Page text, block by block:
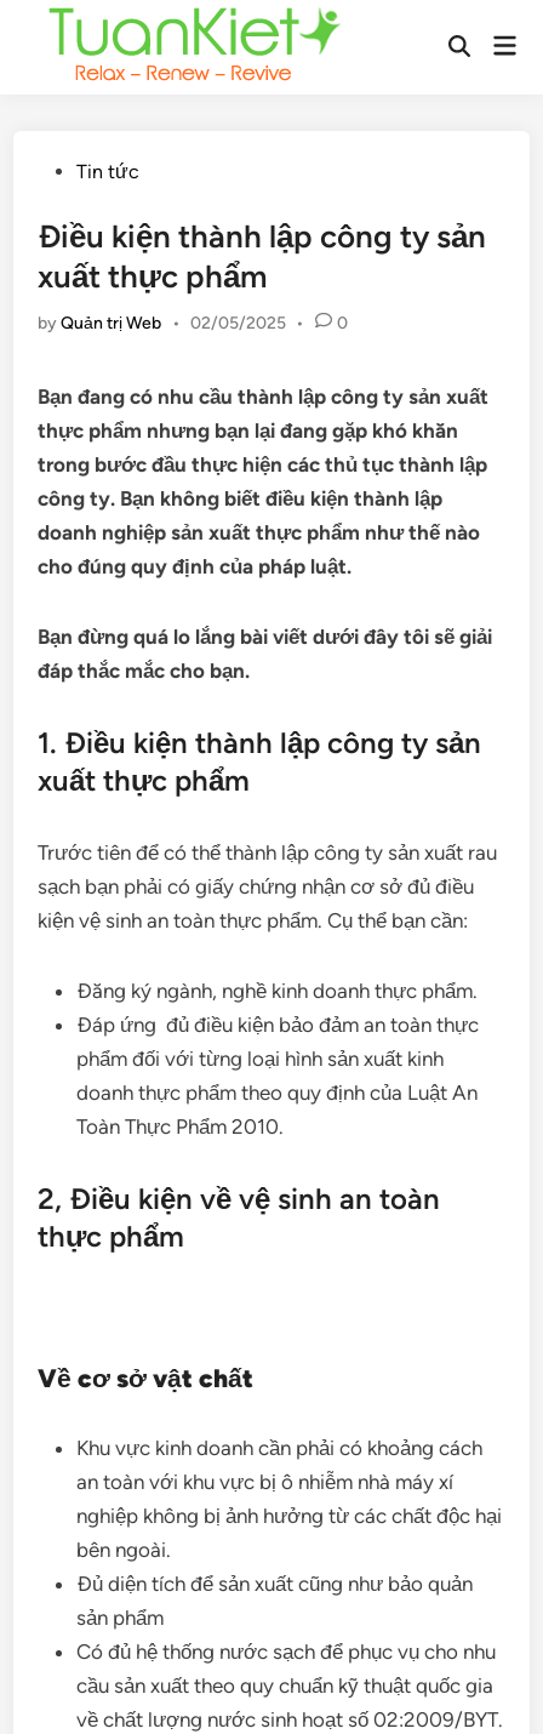
Open
PostedTin tức
Điều kiện thành lập công ty sản
xuất thực phẩm
byQuản trị Web • 02/05/2025 • 0
Bạn đang có nhu cầu thành lập công ty sản xuất
thực phẩm nhưng bạn lại đang gặp khó khăn
trong bước đầu thực hiện các thủ tục thành lập
công ty. Bạn không biết điều kiện thành lập
doanh nghiệp sản xuất thực phẩm như thế nào
cho đúng quy định của pháp luật.
Bạn đừng quá lo lắng bài viết dưới đây tôi sẽ giải
đáp thắc mắc cho bạn.
1. Điều kiện thành lập công ty sản
xuất thực phẩm
Trước tiên để có thể thành lập công ty sản xuất rau
sạch bạn phải có giấy chứng nhận cơ sở đủ điều
kiện vệ sinh an toàn thực phẩm. Cụ thể bạn cần:
Đăng ký ngành, nghề kinh doanh thực phẩm.
Đáp ứng đủ điều kiện bảo đảm an toàn thực
phẩm đối với từng loại hình sản xuất kinh
doanh thực phẩm theo quy định của Luật An
Toàn Thực Phẩm 2010.
2, Điều kiện về vệ sinh an toàn
thực phẩm
Về cơ sở vật chất
Khu vực kinh doanh cần phải có khoảng cách
an toàn với khu vực bị ô nhiễm nhà máy xí
nghiệp không bị ảnh hưởng từ các chất độc hại
bên ngoài.
Đủ diện tích để sản xuất cũng như bảo quản
sản phẩm
Có đủ hệ thống nước sạch để phục vụ cho nhu
cầu sản xuất theo quy chuẩn kỹ thuật quốc gia
về chất lượng nước sinh hoạt số 02:2009/BYT.